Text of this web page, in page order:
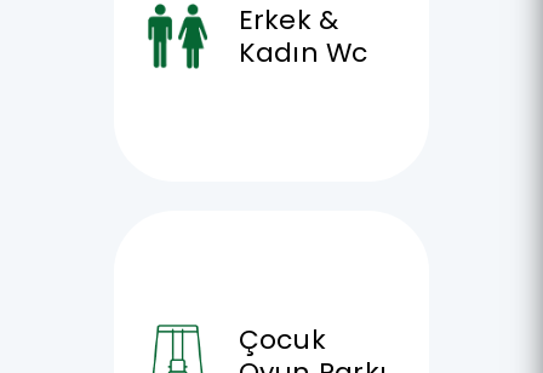
Erkek &
Kadın Wc
Çocuk